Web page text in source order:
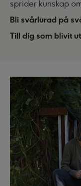
sprider kunskap
Bli svårlurad på
Till dig som blivit